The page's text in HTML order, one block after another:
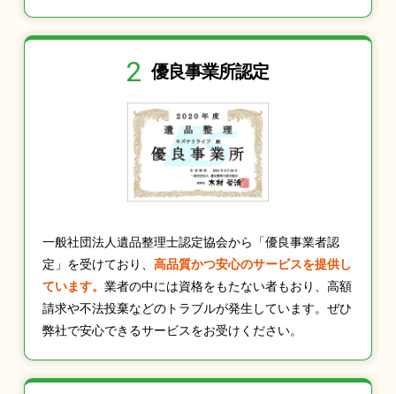
2 優良事業所認定
一般社団法人遺品整理士認定協会から「優良事業者認
定」を受けており、 高品質かつ安心のサービスを提供し
ています。 業者の中には資格をもたない者もおり、高額
請求や不法投棄などのトラブルが発生しています。ぜひ
弊社で安心できるサービスをお受けください。